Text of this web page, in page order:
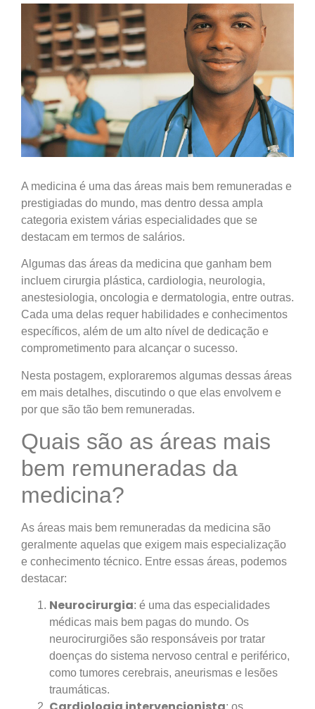
A medicina é uma das áreas mais bem remuneradas e
prestigiadas do mundo, mas dentro dessa ampla
categoria existem várias especialidades que se
destacam em termos de salários.
Algumas das áreas da medicina que ganham bem
incluem cirurgia plástica, cardiologia, neurologia,
anestesiologia, oncologia e dermatologia, entre outras.
Cada uma delas requer habilidades e conhecimentos
específicos, além de um alto nível de dedicação e
comprometimento para alcançar o sucesso.
Nesta postagem, exploraremos algumas dessas áreas
em mais detalhes, discutindo o que elas envolvem e
por que são tão bem remuneradas.
Quais são as áreas mais
bem remuneradas da
medicina?
As áreas mais bem remuneradas da medicina são
geralmente aquelas que exigem mais especialização
e conhecimento técnico. Entre essas áreas, podemos
destacar:
Neurocirurgia: é uma das especialidades
médicas mais bem pagas do mundo. Os
neurocirurgiões são responsáveis por tratar
doenças do sistema nervoso central e periférico,
como tumores cerebrais, aneurismas e lesões
traumáticas.